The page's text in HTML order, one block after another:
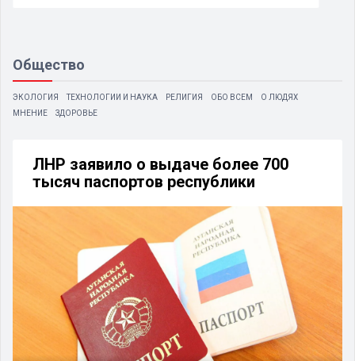
Общество
ЭКОЛОГИЯ ТЕХНОЛОГИИ И НАУКА РЕЛИГИЯ ОБО ВСЕМ
О ЛЮДЯХ
МНЕНИЕ
ЗДОРОВЬЕ
ЛНР заявило о выдаче более 700
тысяч паспортов республики